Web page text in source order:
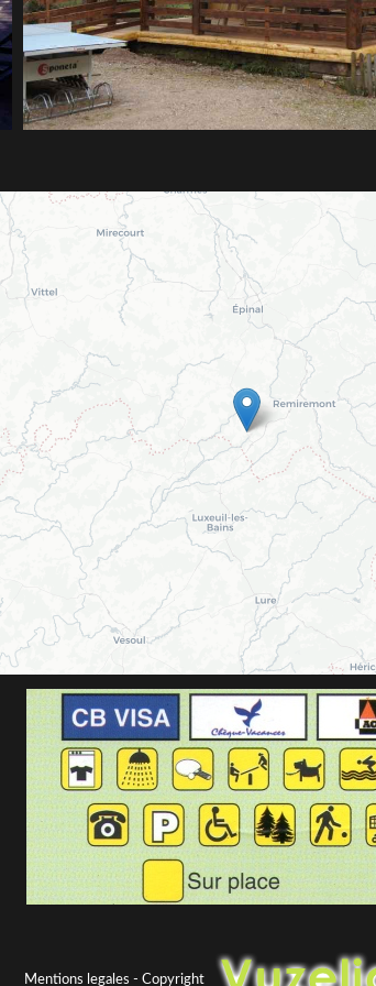
Mentions legales - Copyright